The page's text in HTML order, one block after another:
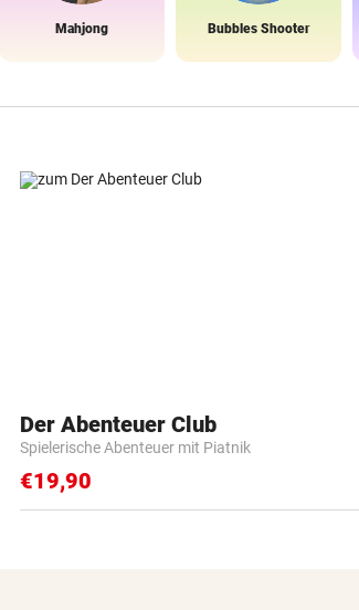
Mahjong Bubbles Shooter
Der Abenteuer Club
Spielerische Abenteuer mit Piatnik
€19,90